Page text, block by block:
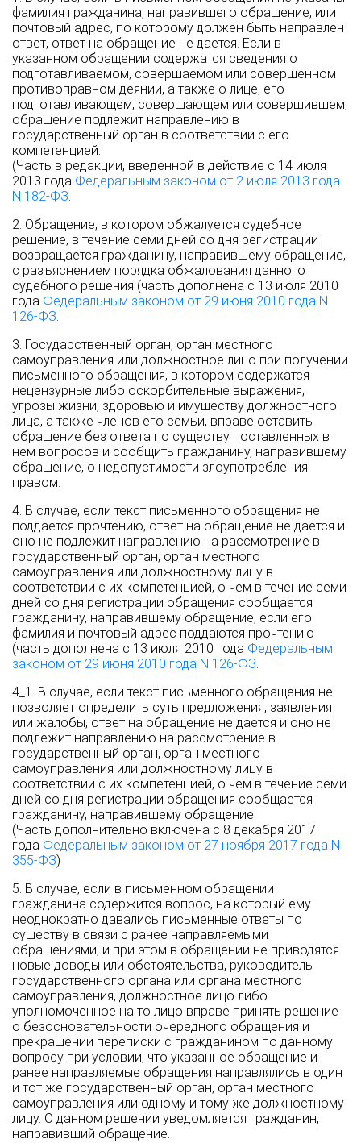
фамилия гражданина, направившего обращение, или
почтовый адрес, по которому должен быть направлен
ответ, ответ на обращение не дается. Если в
указанном обращении содержатся сведения о
подготавливаемом, совершаемом или совершенном
противоправном деянии, а также о лице, его
подготавливающем, совершающем или совершившем,
обращение подлежит направлению в
государственный орган в соответствии с его
компетенцией.
(Часть в редакции, введенной в действие с 14 июля
2013 года Федеральным законом от 2 июля 2013 года
N 182-ФЗ.
2. Обращение, в котором обжалуется судебное
решение, в течение семи дней со дня регистрации
возвращается гражданину, направившему обращение,
с разъяснением порядка обжалования данного
судебного решения (часть дополнена с 13 июля 2010
года Федеральным законом от 29 июня 2010 года N
126-ФЗ.
3. Государственный орган, орган местного
самоуправления или должностное лицо при получении
письменного обращения, в котором содержатся
нецензурные либо оскорбительные выражения,
угрозы жизни, здоровью и имуществу должностного
лица, а также членов его семьи, вправе оставить
обращение без ответа по существу поставленных в
нем вопросов и сообщить гражданину, направившему
обращение, о недопустимости злоупотребления
правом.
4. В случае, если текст письменного обращения не
поддается прочтению, ответ на обращение не дается и
оно не подлежит направлению на рассмотрение в
государственный орган, орган местного
самоуправления или должностному лицу в
соответствии с их компетенцией, о чем в течение семи
дней со дня регистрации обращения сообщается
гражданину, направившему обращение, если его
фамилия и почтовый адрес поддаются прочтению
(часть дополнена с 13 июля 2010 года Федеральным
законом от 29 июня 2010 года N 126-ФЗ.
4_1. В случае, если текст письменного обращения не
позволяет определить суть предложения, заявления
или жалобы, ответ на обращение не дается и оно не
подлежит направлению на рассмотрение в
государственный орган, орган местного
самоуправления или должностному лицу в
соответствии с их компетенцией, о чем в течение семи
дней со дня регистрации обращения сообщается
гражданину, направившему обращение.
(Часть дополнительно включена с 8 декабря 2017
года Федеральным законом от 27 ноября 2017 года N
355-ФЗ)
5. В случае, если в письменном обращении
гражданина содержится вопрос, на который ему
неоднократно давались письменные ответы по
существу в связи с ранее направляемыми
обращениями, и при этом в обращении не приводятся
новые доводы или обстоятельства, руководитель
государственного органа или органа местного
самоуправления, должностное лицо либо
уполномоченное на то лицо вправе принять решение
о безосновательности очередного обращения и
прекращении переписки с гражданином по данному
вопросу при условии, что указанное обращение и
ранее направляемые обращения направлялись в один
и тот же государственный орган, орган местного
самоуправления или одному и тому же должностному
лицу. О данном решении уведомляется гражданин,
направивший обращение.